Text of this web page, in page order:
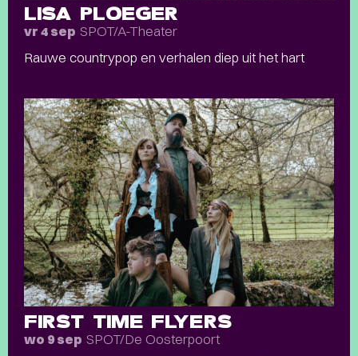
LISA PLOEGER
vr 4 sep SPOT/A-Theater
Rauwe countrypop en verhalen diep uit het hart
FIRST TIME FLYERS
wo 9 sep SPOT/De Oosterpoort